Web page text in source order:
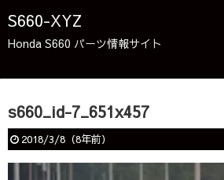
S660-XYZ
Honda S660 パーツ情報サイト
s660_id-7_651x457
2018/3/8（8年前）